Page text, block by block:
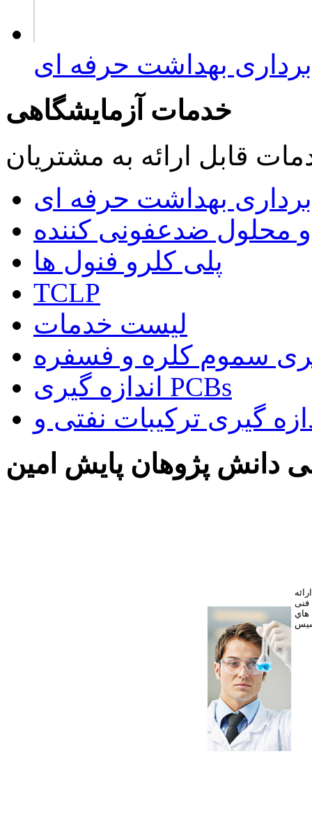
بهداشت حرفه ای
خدمات آزمایشگاهی
قابل ارائه به مشتریان
بهداشت حرفه ای
و محلول ضدعفونی کننده
پلی کلرو فنول ها
TCLP
لیست خدمات
سموم کلره و فسفره
اندازه گیری PCBs
دانش پژوهان پایش امین
فنی
هاي